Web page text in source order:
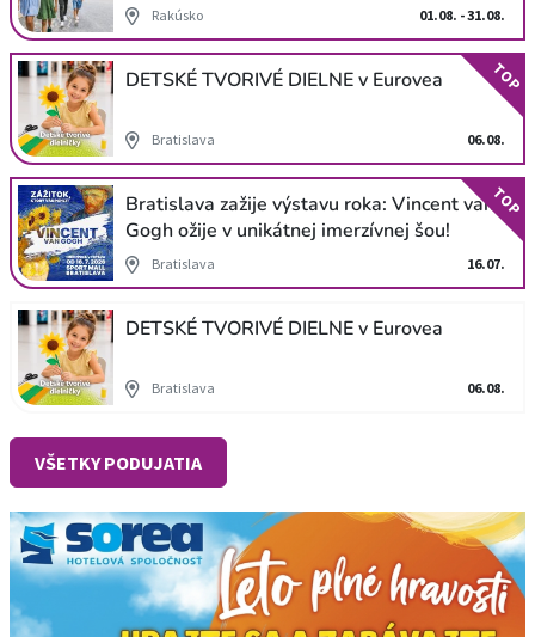
Rakúsko 01.08. - 31.08.
DETSKÉ TVORIVÉ DIELNE v Eurovea
Bratislava 06.08.
TOP
Bratislava zažije výstavu roka: Vincent van
Gogh ožije v unikátnej imerzívnej šou!
Bratislava 16.07.
TOP
DETSKÉ TVORIVÉ DIELNE v Eurovea
Bratislava 06.08.
VŠETKY PODUJATIA